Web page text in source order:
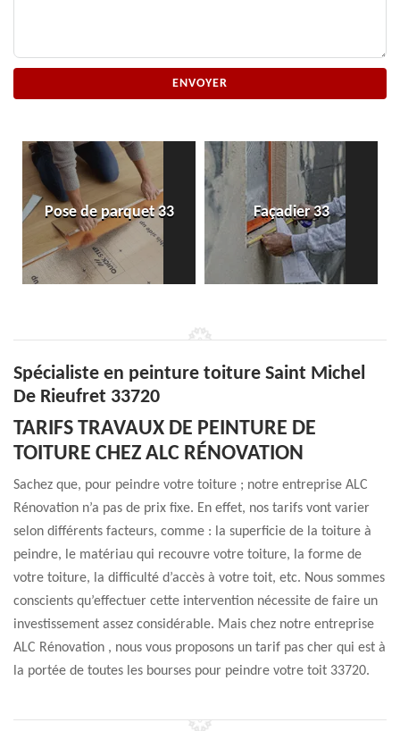
Pose de parquet 33 Façadier 33
Spécialiste en peinture toiture Saint Michel
De Rieufret 33720
TARIFS TRAVAUX DE PEINTURE DE
TOITURE CHEZ ALC RÉNOVATION
Sachez que, pour peindre votre toiture ; notre entreprise ALC
Rénovation n’a pas de prix fixe. En effet, nos tarifs vont varier
selon différents facteurs, comme : la superficie de la toiture à
peindre, le matériau qui recouvre votre toiture, la forme de
votre toiture, la difficulté d’accès à votre toit, etc. Nous sommes
conscients qu’effectuer cette intervention nécessite de faire un
investissement assez considérable. Mais chez notre entreprise
ALC Rénovation , nous vous proposons un tarif pas cher qui est à
la portée de toutes les bourses pour peindre votre toit 33720.